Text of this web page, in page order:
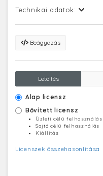
Technikai adatok:
Beágyazás
Letöltés
Alap licensz
Bővített licensz
Üzleti célú felhasználás
Sajtó célú felhasználás
Kiállítás
Licenszek összehasonlítása